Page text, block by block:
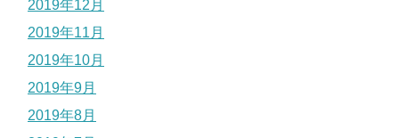
2019年12月
2019年11月
2019年10月
2019年9月
2019年8月